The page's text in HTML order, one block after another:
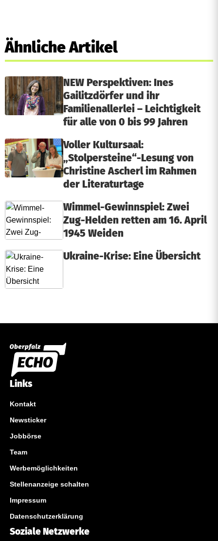
Ähnliche Artikel
NEW Perspektiven: Ines
Gailitzdörfer und ihr
Familienallerlei – Leichtigkeit
für alle von 0 bis 99 Jahren
Voller Kultursaal:
„Stolpersteine“-Lesung von
Christine Ascherl im Rahmen
der Literaturtage
Wimmel-Gewinnspiel: Zwei
Zug-Helden retten am 16. April
1945 Weiden
Ukraine-Krise: Eine Übersicht
Links
Kontakt
Newsticker
Jobbörse
Team
Werbemöglichkeiten
Stellenanzeige schalten
Impressum
Datenschutzerklärung
Soziale Netzwerke